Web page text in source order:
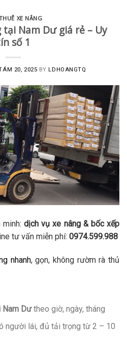
XE NÂNG
Nam Dư giá rẻ – Uy
số 1
20, 2025 BYLDHOANGTQ
minh:dịch vụ xe nâng & bốc xếp
tư vấn miễn phí: 0974.599.988
nhanh, gọn, không rườm rà thủ
Nam Dưtheo giờ, ngày, tháng
người lái, đủ tải trọng từ 2 – 10